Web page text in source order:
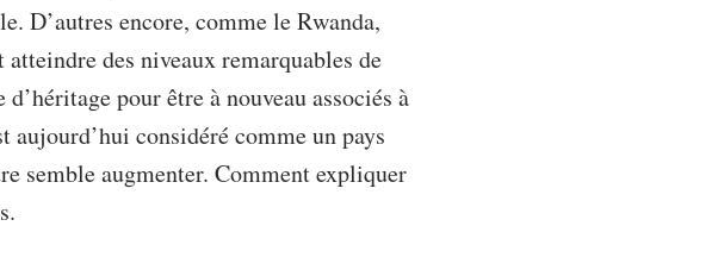
D’autres encore, comme le Rwanda,
des niveaux remarquables de
pour être à nouveau associés à
aujourd’hui considéré comme un pays
semble augmenter. Comment expliquer